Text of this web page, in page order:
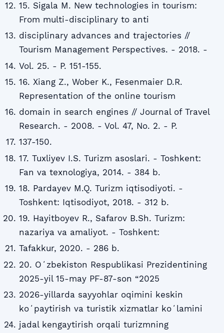
15. Sigala M. New technologies in tourism:
From multi-disciplinary to anti
disciplinary advances and trajectories //
Tourism Management Perspectives. - 2018. -
Vol. 25. - P. 151-155.
16. Xiang Z., Wober K., Fesenmaier D.R.
Representation of the online tourism
domain in search engines // Journal of Travel
Research. - 2008. - Vol. 47, No. 2. - P.
137-150.
17. Tuxliyev I.S. Turizm asoslari. - Toshkent:
Fan va texnologiya, 2014. - 384 b.
18. Pardayev M.Q. Turizm iqtisodiyoti. -
Toshkent: Iqtisodiyot, 2018. - 312 b.
19. Hayitboyev R., Safarov B.Sh. Turizm:
nazariya va amaliyot. - Toshkent:
Tafakkur, 2020. - 286 b.
20. Oʻzbekiston Respublikasi Prezidentining
2025-yil 15-may PF-87-son “2025
2026-yillarda sayyohlar oqimini keskin
koʻpaytirish va turistik xizmatlar koʻlamini
jadal kengaytirish orqali turizmning